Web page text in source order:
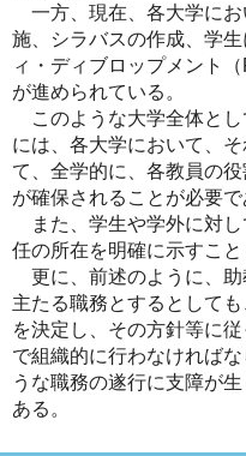
一方、現在、各大学にお
施、シラバスの作成、学
ィ・ディブロップメント
が進められている。
このような大学全体とし
には、各大学において、
て、全学的に、各教員の
が確保されることが必要で
また、学生や学外に対し
任の所在を明確に示すこと
更に、前述のように、助
主たる職務とするとして
を決定し、その方針等に
で組織的に行わなければ
うな職務の遂行に支障が
ある。